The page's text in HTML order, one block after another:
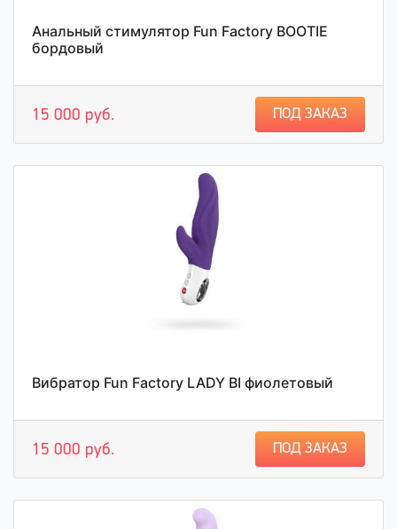
Анальный стимулятор Fun Factory BOOTIE
бордовый
15 000 руб. ПОД ЗАКАЗ
Вибратор Fun Factory LADY BI фиолетовый
15 000 руб. ПОД ЗАКАЗ